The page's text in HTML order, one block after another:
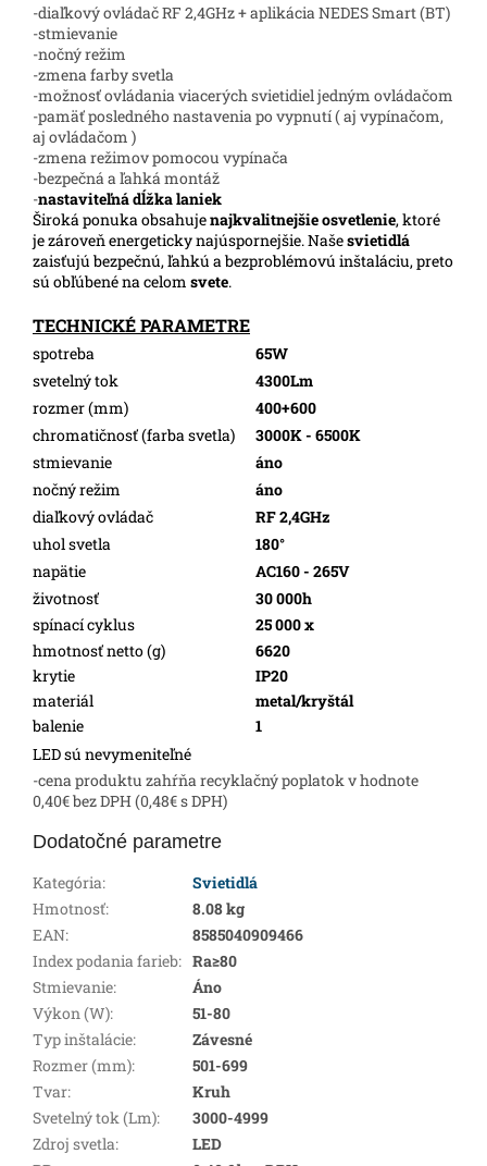
-diaľkový ovládač RF 2,4GHz + aplikácia NEDES Smart (BT)
-stmievanie
-nočný režim
-zmena farby svetla
-možnosť ovládania viacerých svietidiel jedným ovládačom
-pamäť posledného nastavenia po vypnutí ( aj vypínačom,
aj ovládačom )
-zmena režimov pomocou vypínača
-bezpečná a ľahká montáž
-nastaviteľná dĺžka laniek
Široká ponuka obsahujenajkvalitnejšie osvetlenie, ktoré
je zároveň energeticky najúspornejšie. Našesvietidlá
zaisťujú bezpečnú, ľahkú a bezproblémovú inštaláciu, preto
sú obľúbené na celom svete.
TECHNICKÉ PARAMETRE
spotreba
65W
svetelný tok
4300Lm
rozmer (mm)
400+600
chromatičnosť (farba svetla)
3000K - 6500K
stmievanie
áno
nočný režim
áno
diaľkový ovládač
RF 2,4GHz
uhol svetla
180°
napätie
AC160 - 265V
životnosť
30 000h
spínací cyklus
25 000 x
hmotnosť netto (g)
6620
krytie
IP20
materiál
metal/kryštál
balenie
1
LED sú nevymeniteľné
-cena produktu zahŕňa recyklačný poplatok v hodnote
0,40€ bez DPH (0,48€ s DPH)
Dodatočné parametre
Kategória:
Svietidlá
Hmotnosť:
8.08 kg
EAN:
8585040909466
Index podania farieb: Ra≥80
Stmievanie:
Áno
Výkon (W):
51-80
Typ inštalácie:
Závesné
Rozmer (mm):
501-699
Tvar:
Kruh
Svetelný tok (Lm):
3000-4999
Zdroj svetla:
LED